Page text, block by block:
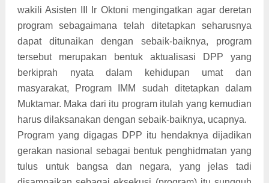
wakili Asisten III Ir Oktoni mengingatkan agar deretan
program sebagaimana telah ditetapkan seharusnya
dapat ditunaikan dengan sebaik-baiknya, program
tersebut merupakan bentuk aktualisasi DPP yang
berkiprah nyata dalam kehidupan umat dan
masyarakat, Program IMM sudah ditetapkan dalam
Muktamar. Maka dari itu program itulah yang kemudian
harus dilaksanakan dengan sebaik-baiknya, ucapnya.
Program yang digagas DPP itu hendaknya dijadikan
gerakan nasional sebagai bentuk penghidmatan yang
tulus untuk bangsa dan negara, yang jelas tadi